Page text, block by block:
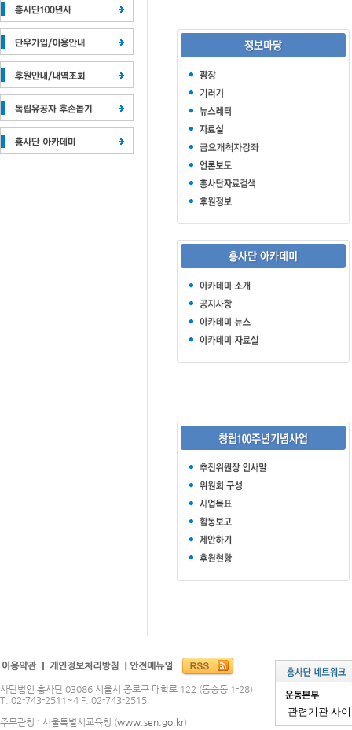
사단법인 흥사단 03086 서울시 종로구 대학로 122 (동숭동 1-28)
T. 02-743-2511~4 F. 02-743-2515
주무관청 : 서울특별시교육청 (www.sen.go.kr)